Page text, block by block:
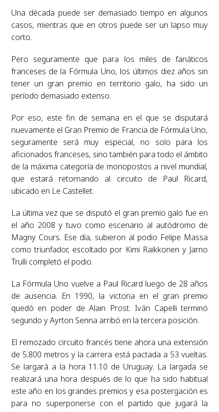
Una década puede ser demasiado tiempo en algunos
casos, mientras que en otros puede ser un lapso muy
corto.
Pero seguramente que para los miles de fanáticos
franceses de la Fórmula Uno, los últimos diez años sin
tener un gran premio en territorio galo, ha sido un
período demasiado extenso.
Por eso, este fin de semana en el que se disputará
nuevamente el Gran Premio de Francia de Fórmula Uno,
seguramente será muy especial, no solo para los
aficionados franceses, sino también para todo el ámbito
de la máxima categoría de monopostos a nivel mundial,
que estará retornando al circuito de Paul Ricard,
ubicado en Le Castellet.
La última vez que se disputó el gran premio galo fue en
el año 2008 y tuvo como escenario al autódromo de
Magny Cours. Ese día, subieron al podio Felipe Massa
como triunfador, escoltado por Kimi Raikkonen y Jarno
Trulli completó el podio.
La Fórmula Uno vuelve a Paul Ricard luego de 28 años
de ausencia. En 1990, la victoria en el gran premio
quedó en poder de Alain Prost. Iván Capelli terminó
segundo y Ayrton Senna arribó en la tercera posición.
El remozado circuito francés tiene ahora una extensión
de 5.800 metros y la carrera está pactada a 53 vueltas.
Se largará a la hora 11.10 de Uruguay. La largada se
realizará una hora después de lo que ha sido habitual
este año en los grandes premios y esa postergación es
para no superponerse con el partido que jugará la